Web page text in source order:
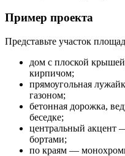
Пример проекта
Представьте участок
дом с плоской
кирпичом;
прямоугольная
газоном;
бетонная дорожка,
беседке;
центральный акцент
бортами;
по краям —